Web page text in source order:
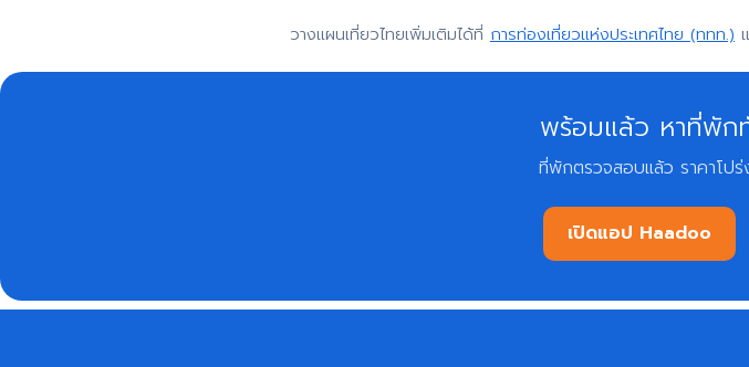
วางแผนเที่ยวไทยเพิ่มเติมได้ที่ การท่องเที่ยวแห่งประเทศไทย (ททท.)
พร้อมแล้ว หาที่พัก
ที่พักตรวจสอบแล้ว ราคาโป
เปิดแอป Haadoo